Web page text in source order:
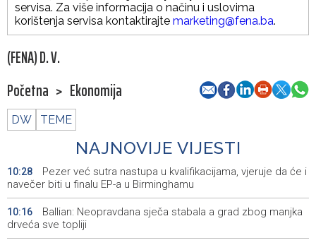
servisa. Za više informacija o načinu i uslovima
korištenja servisa kontaktirajte marketing@fena.ba.
(FENA) D. V.
Početna > Ekonomija
DW TEME
NAJNOVIJE VIJESTI
10:28
Pezer već sutra nastupa u kvalifikacijama, vjeruje da će i
navečer biti u finalu EP-a u Birminghamu
10:16
Ballian: Neopravdana sječa stabala a grad zbog manjka
drveća sve topliji